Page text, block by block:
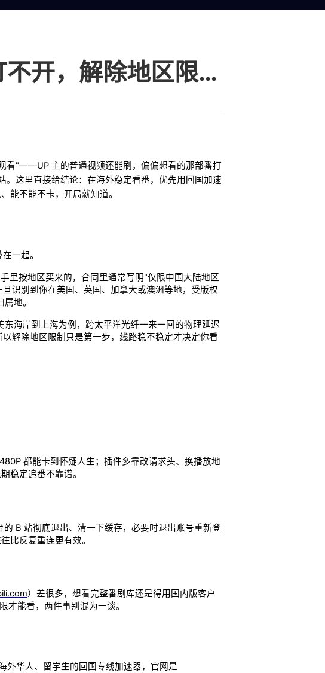
如何在海外看哔哩哔哩？番剧变灰打不开，解除地区限制的避坑指南
看"——UP 主的普通视频还能刷，偏偏想看的那部番打
这里直接给结论：在海外稳定看番，优先用回国加速
能不能不卡，开局就知道。
一起。
里按地区买来的，合同里通常写明"仅限中国大陆地区
识别到你在美国、英国、加拿大或澳洲等地，受版权
地。
海岸到上海为例，跨太平洋光纤一来一回的物理延迟
解除地区限制只是第一步，线路稳不稳定才决定你看
都能卡到怀疑人生；插件多靠改请求头、换播放地
稳定追番不靠谱。
B 站彻底退出、清一下缓存，必要时退出账号重新登
比反复重连更有效。
）差很多，想看完整番剧库还是得用国内版客户
能看，两件事别混为一谈。
外华人、留学生的回国专线加速器，官网是